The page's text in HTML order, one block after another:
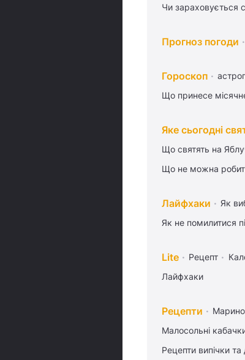
Чи зараховується
Прогноз погоди
Гороскоп
Що принесе
Яке сьогодні
Що святять на
Що не можна
Лайфхаки Як
Як не помилитися
Lite Рецепт
Лайфхаки
Рецепти
Малосольні
Рецепти випічки